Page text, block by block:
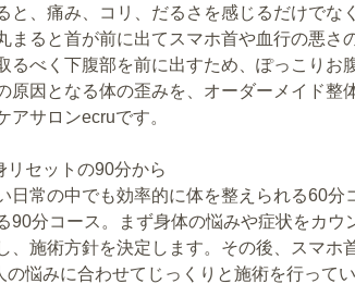
と、痛み、コリ、だるさを感じるだけでな
まると首が前に出てスマホ首や血行の悪さ
るべく下腹部を前に出すため、ぽっこりお
原因となる体の歪みを、オーダーメイド整
アサロンecruです。
セットの90分から
日常の中でも効率的に体を整えられる60分
90分コース。まず身体の悩みや症状をカウ
、施術方針を決定します。その後、スマホ
悩みに合わせてじっくりと施術を行って